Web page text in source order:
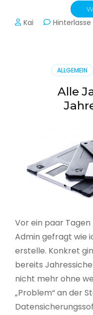
Kai
ALLGEMEIN
Alle
Vor ein paar
Admin gefragt wie
erstelle. Konkret
bereits
nicht mehr ohne
„Problem“ an der